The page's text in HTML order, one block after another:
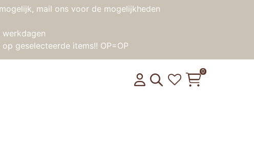
mail ons voor de mogelijkheden
werkdagen
geselecteerde items!! OP=OP
0